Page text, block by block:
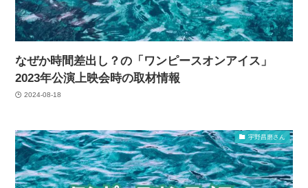
なぜか時間差出し？の「ワンピースオンアイス」
2023年公演上映会時の取材情報
2024-08-18
宇野昌磨さん